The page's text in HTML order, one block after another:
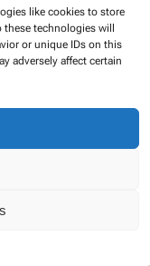
like cookies to store
technologies will
or unique IDs on this
adversely affect certain